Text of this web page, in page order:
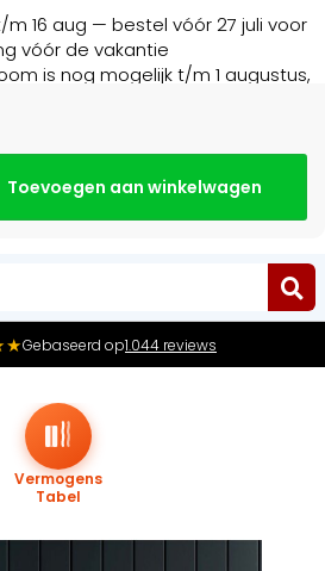
16 aug — bestel vóór 27 juli voor
vóór de vakantie
is nog mogelijk t/m 1 augustus,
Gebaseerd op1.044 reviews
Vermogens
Tabel
Toevoegen aan winkelwagen